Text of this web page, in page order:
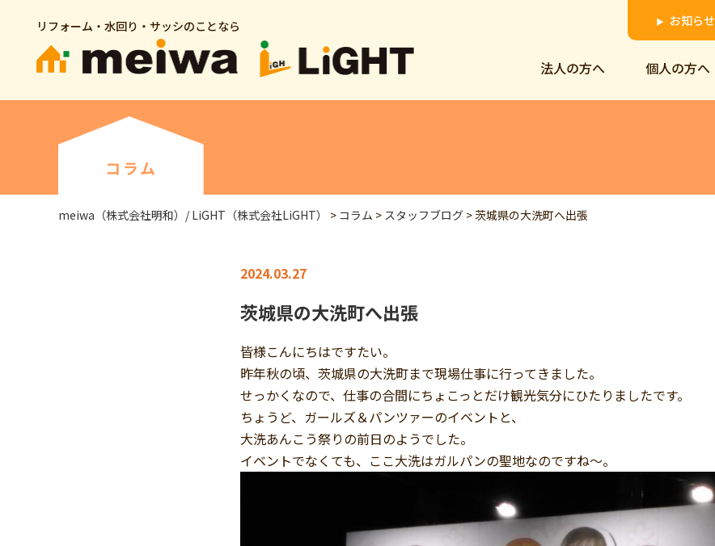
リフォーム・水回り・サッシのことなら ▶ お知らせ
法人の方へ 個人の方へ
コラム
meiwa（株式会社明和）/ LiGHT（株式会社LiGHT） > コラム > スタッフブログ >茨城県の大洗町へ出張
2024.03.27
茨城県の大洗町へ出張
皆様こんにちはですたい。
昨年秋の頃、茨城県の大洗町まで現場仕事に行ってきました。
せっかくなので、仕事の合間にちょこっとだけ観光気分にひたりましたです。
ちょうど、ガールズ＆パンツァーのイベントと、
大洗あんこう祭りの前日のようでした。
イベントでなくても、ここ大洗はガルパンの聖地なのですね～。